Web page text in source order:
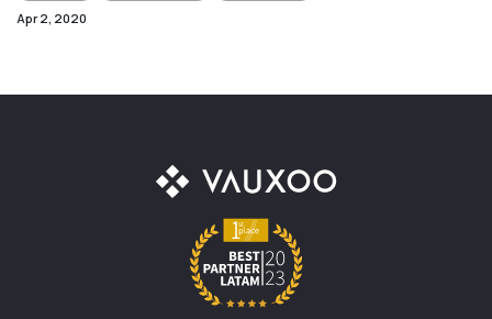
Apr 2, 2020